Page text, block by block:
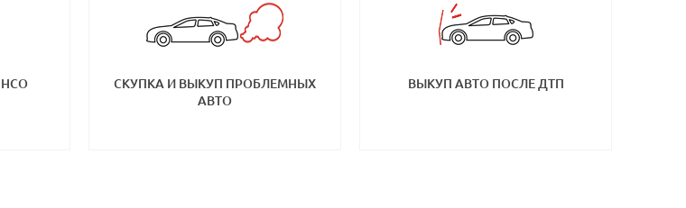
СКУПКА И ВЫКУП ПРОБЛЕМНЫХ
АВТО
ВЫКУП АВТО ПОСЛЕ ДТП